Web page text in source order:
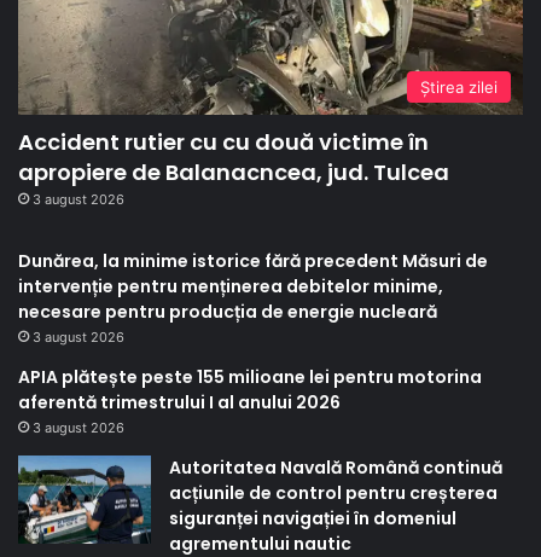
Ştirea zilei
Accident rutier cu cu două victime în
apropiere de Balanacncea, jud. Tulcea
3 august 2026
Dunărea, la minime istorice fără precedent Măsuri de
intervenție pentru menținerea debitelor minime,
necesare pentru producția de energie nucleară
3 august 2026
APIA plătește peste 155 milioane lei pentru motorina
aferentă trimestrului I al anului 2026
3 august 2026
Autoritatea Navală Română continuă
acțiunile de control pentru creșterea
siguranței navigației în domeniul
agrementului nautic